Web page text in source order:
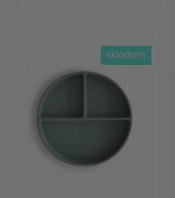
skladom